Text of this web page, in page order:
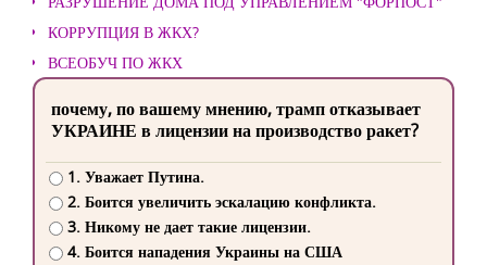
КОРРУПЦИЯ В ЖКХ?
ВСЕОБУЧ ПО ЖКХ
почему, по вашему мнению, трамп отказывает
УКРАИНЕ в лицензии на производство ракет?
1. Уважает Путина.
2. Боится увеличить эскалацию конфликта.
3. Никому не дает такие лицензии.
4. Боится нападения Украины на США